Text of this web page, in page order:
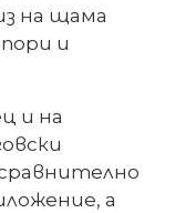
на щама
и
и на
а